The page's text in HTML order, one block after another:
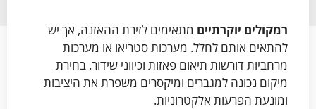
רמקולים יוקרתיים מתאימים לזירת ההאזנה, אך יש
להתאים אותם לחלל. מערכות סטריאו או מערכות
מרחביות דורשות תיאום פאזות וכיווני שידור. בחירת
מיקום נכונה למגברים ומיקסרים משפרת את היציבות
ומונעת הפרעות אלקטרוניות.